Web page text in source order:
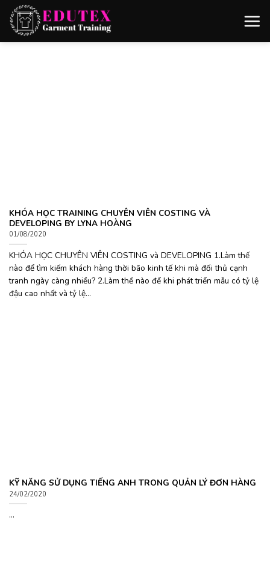
Skip
content
KHÓA HỌC TRAINING CHUYÊN VIÊN COSTING VÀ
DEVELOPING BY LYNA HOÀNG
01/08/2020
KHÓA HỌC CHUYÊN VIÊN COSTING và DEVELOPING 1.Làm thế
nào để tìm kiếm khách hàng thời bão kinh tế khi mà đối thủ cạnh
tranh ngày càng nhiều? 2.Làm thế nào để khi phát triển mẫu có tỷ lệ
đậu cao nhất và tỷ lệ...
KỸ NĂNG SỬ DỤNG TIẾNG ANH TRONG QUẢN LÝ ĐƠN HÀNG
24/02/2020
...